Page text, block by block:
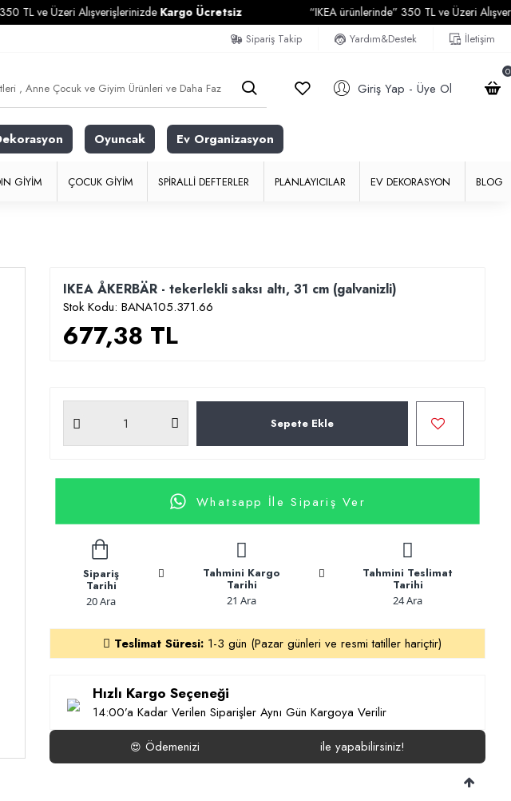
Üzeri AlışverişlerinizdeKargo Ücretsiz “IKEA ürünlerinde” 350 TL ve Üzeri
Sipariş Takip Yardım&Destek İletişim
Giriş Yap - Üye Ol
0
Oyuncak Ev Organizasyon
GIYIM ÇOCUK GIYIM SPIRALLI DEFTERLER PLANLAYICILAR EV DEKORASYON BLOG
IKEA ÅKERBÄR - tekerlekli saksı altı, 31 cm (galvanizli)
Stok Kodu: BANA105.371.66
677,38 TL
Sepete Ekle
Whatsapp İle Sipariş Ver
Sipariş
Tarihi
20 Ara
Tahmini Kargo
Tarihi
21 Ara
Tahmini Teslimat
Tarihi
24 Ara
Teslimat Süresi: 1-3 gün (Pazar günleri ve resmi tatiller hariçtir)
Hızlı Kargo Seçeneği
14:00’a Kadar Verilen Siparişler Aynı Gün Kargoya Verilir
😍 Ödemenizi
ile yapabilirsiniz!